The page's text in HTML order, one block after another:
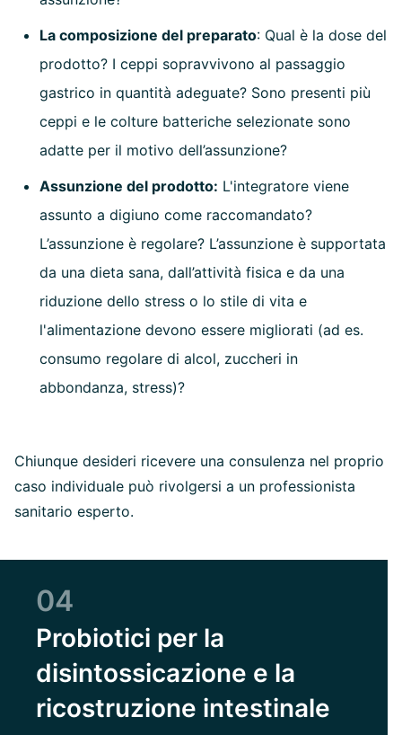
La composizione del preparato: Qual è la dose del
prodotto? I ceppi sopravvivono al passaggio
gastrico in quantità adeguate? Sono presenti più
ceppi e le colture batteriche selezionate sono
adatte per il motivo dell’assunzione?
Assunzione del prodotto: L'integratore viene
assunto a digiuno come raccomandato?
L’assunzione è regolare? L’assunzione è supportata
da una dieta sana, dall’attività fisica e da una
riduzione dello stress o lo stile di vita e
l'alimentazione devono essere migliorati (ad es.
consumo regolare di alcol, zuccheri in
abbondanza, stress)?
Chiunque desideri ricevere una consulenza nel proprio
caso individuale può rivolgersi a un professionista
sanitario esperto.
04
Probiotici per la
disintossicazione e la
ricostruzione intestinale